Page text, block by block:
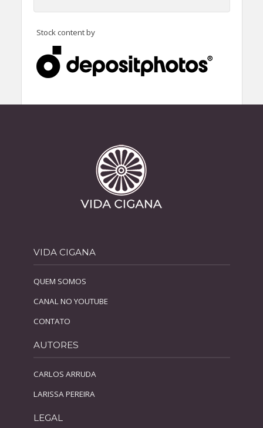
Stock content by
VIDA CIGANA
QUEM SOMOS
CANAL NO YOUTUBE
CONTATO
AUTORES
CARLOS ARRUDA
LARISSA PEREIRA
LEGAL